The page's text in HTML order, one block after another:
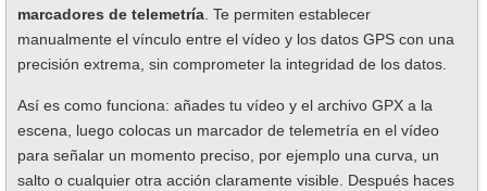
marcadores de telemetría . Te permiten establecer
manualmente el vínculo entre el vídeo y los datos GPS con una
precisión extrema, sin comprometer la integridad de los datos.
Así es como funciona: añades tu vídeo y el archivo GPX a la
escena, luego colocas un marcador de telemetría en el vídeo
para señalar un momento preciso, por ejemplo una curva, un
salto o cualquier otra acción claramente visible. Después haces